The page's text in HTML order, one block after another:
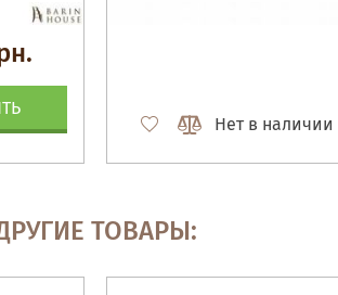
Нет в наличии
ТОВАРЫ: